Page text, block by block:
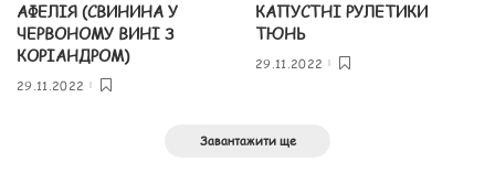
АФЕЛІЯ (СВИНИНА У
ЧЕРВОНОМУ ВИНІ З
КОРІАНДРОМ)
29.11.2022
КАПУСТНІ РУЛЕТИКИ
ТЮНЬ
29.11.2022
Завантажити ще